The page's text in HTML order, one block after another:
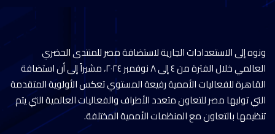
ونوه إلى الاستعدادات الجارية لاستضافة مصر للمنتدى الحضري
العالمي خلال الفترة من ٤ إلى ٨ نوفمبر ٢٠٢٤، مشيراً إلى أن استضافة
القاهرة للفعاليات الأممية رفيعة المستوي تعكس الأولوية المتقدمة
التي توليها مصر للتعاون متعدد الأطراف والفعاليات العالمية التي يتم
تنظيمها بالتعاون مع المنظمات الأممية المختلفة.